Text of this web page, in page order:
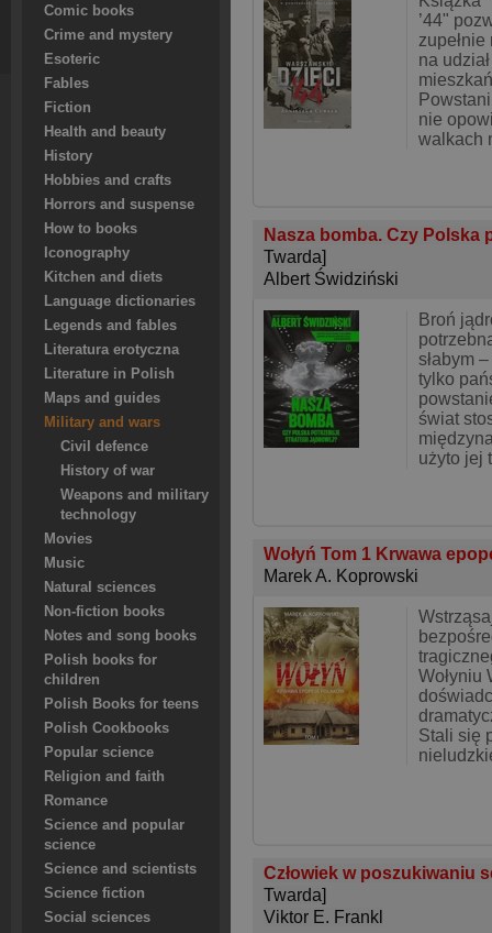
Comic books
Crime and mystery
Esoteric
Fables
Fiction
Health and beauty
History
Hobbies and crafts
Horrors and suspense
How to books
Iconography
Kitchen and diets
Language dictionaries
Legends and fables
Literatura erotyczna
Literature in Polish
Maps and guides
Military and wars
Civil defence
History of war
Weapons and military
technology
Movies
Music
Natural sciences
Non-fiction books
Notes and song books
Polish books for
children
Polish Books for teens
Polish Cookbooks
Popular science
Religion and faith
Romance
Science and popular
science
Science and scientists
Science fiction
Social sciences
’44"
na
nie
walkach
Nasza bomba. Czy
Twarda]
Albert Świdziński
Broń
słabym
tylko
świat
użyto jej
Wołyń Tom 1 Krwawa
Marek A. Koprowski
Wołyniu
Stali się
Człowiek w poszukiwaniu
Twarda]
Viktor E. Frankl